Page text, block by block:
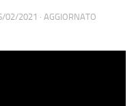
02/2021 · AGGIORNATO